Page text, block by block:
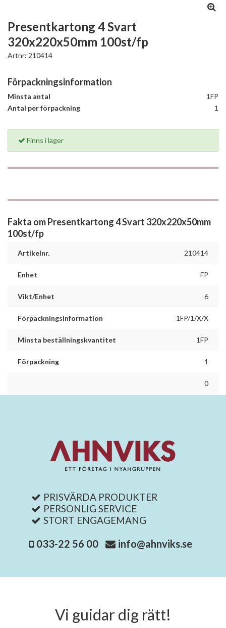
Presentkartong 4 Svart
320x220x50mm 100st/fp
Artnr: 210414
Förpackningsinformation
Minsta antal
1FP
Antal per förpackning
1
Finns i lager
Fakta om Presentkartong 4 Svart 320x220x50mm
100st/fp
Artikelnr. 210414
Enhet FP
Vikt/Enhet 6
Förpackningsinformation 1FP/1/X/X
Minsta beställningskvantitet 1FP
Förpackning 1
0
PRISVÄRDA PRODUKTER
PERSONLIG SERVICE
STORT ENGAGEMANG
033-22 56 00 info@ahnviks.se
Vi guidar dig rätt!